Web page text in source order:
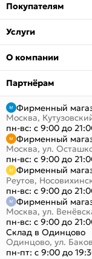
Покупателям
Услуги
О компании
Партнёрам
Фирменный
Москва,
пн-вс: с 9:00 до
Фирменный
Москва, ул.
пн-вс: с 9:00 до
Фирменный
Реутов,
пн-вс: с 9:00 до
Фирменный
Москва, ул.
пн-вс: с 9:00 до
Склад в Одинцово
Одинцово, ул.
пн-пт: с 9:00 до